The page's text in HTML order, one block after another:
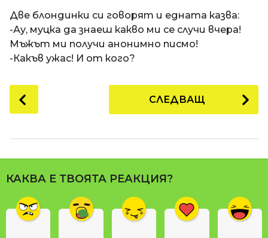
п
р
е
д
1
г
и
и
t
Две блондинки си говорят и едната казва:
-Ау, муцка да знаеш какво ми се случи вчера!
Мъжът ми получи анонимно писмо!
-Какъв ужас! И от кого?
o
P
a
g
n
СЛЕДВАЩ
КАКВА Е ТВОЯТА РЕАКЦИЯ?